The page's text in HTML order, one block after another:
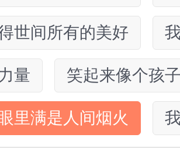
世间所有的美好
量 笑起来像个孩子
里满是人间烟火